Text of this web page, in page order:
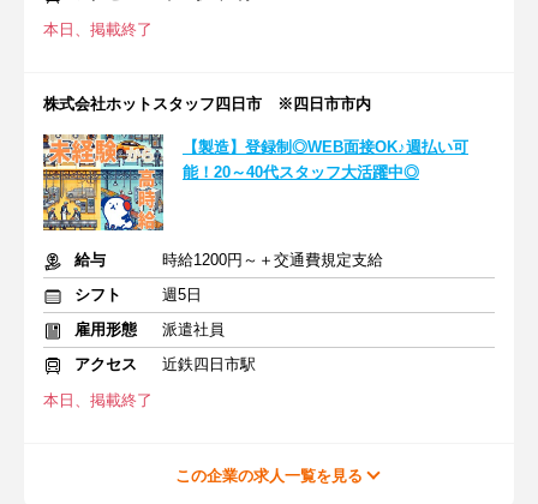
本日、掲載終了
株式会社ホットスタッフ四日市 ※四日市市内
【製造】登録制◎WEB面接OK♪週払い可
能！20～40代スタッフ大活躍中◎
給与
時給1200円～＋交通費規定支給
シフト
週5日
雇用形態
派遣社員
アクセス
近鉄四日市駅
本日、掲載終了
この企業の求人一覧を見る